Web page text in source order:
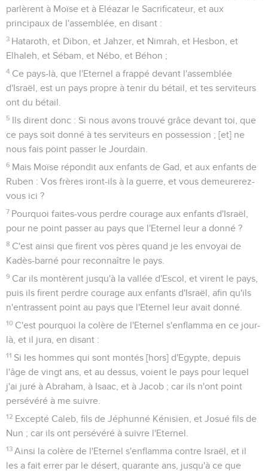
parlèrent à Moïse et à Eléazar le Sacrificateur, et aux
principaux de l'assemblée, en disant :
3 Hataroth, et Dibon, et Jahzer, et Nimrah, et Hesbon, et
Elhaleh, et Sébam, et Nébo, et Béhon ;
4 Ce pays-là, que l'Eternel a frappé devant l'assemblée
d'Israël, est un pays propre à tenir du bétail, et tes serviteurs
ont du bétail.
5 Ils dirent donc : Si nous avons trouvé grâce devant toi, que
ce pays soit donné à tes serviteurs en possession ; [et] ne
nous fais point passer le Jourdain.
6 Mais Moïse répondit aux enfants de Gad, et aux enfants de
Ruben : Vos frères iront-ils à la guerre, et vous demeurerez-
vous ici ?
7 Pourquoi faites-vous perdre courage aux enfants d'Israël,
pour ne point passer au pays que l'Eternel leur a donné ?
8 C'est ainsi que firent vos pères quand je les envoyai de
Kadès-barné pour reconnaître le pays.
9 Car ils montèrent jusqu'à la vallée d'Escol, et virent le pays,
puis ils firent perdre courage aux enfants d'Israël, afin qu'ils
n'entrassent point au pays que l'Eternel leur avait donné.
10 C'est pourquoi la colère de l'Eternel s'enflamma en ce jour-
là, et il jura, en disant :
11 Si les hommes qui sont montés [hors] d'Egypte, depuis
l'âge de vingt ans, et au dessus, voient le pays pour lequel
j'ai juré à Abraham, à Isaac, et à Jacob ; car ils n'ont point
persévéré à me suivre.
12 Excepté Caleb, fils de Jéphunné Kénisien, et Josué fils de
Nun ; car ils ont persévéré à suivre l'Eternel.
13 Ainsi la colère de l'Eternel s'enflamma contre Israël, et il
les a fait errer par le désert, quarante ans, jusqu'à ce que